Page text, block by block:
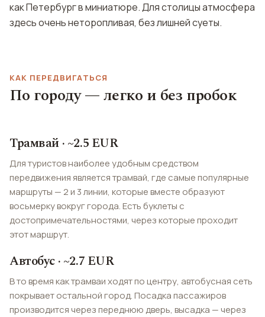
как Петербург в миниатюре. Для столицы атмосфера
здесь очень неторопливая, без лишней суеты.
КАК ПЕРЕДВИГАТЬСЯ
По городу — легко и без пробок
Трамвай · ~2.5 EUR
Для туристов наиболее удобным средством
передвижения является трамвай, где самые популярные
маршруты — 2 и 3 линии, которые вместе образуют
восьмерку вокруг города. Есть буклеты с
достопримечательностями, через которые проходит
этот маршрут.
Автобус · ~2.7 EUR
В то время как трамваи ходят по центру, автобусная сеть
покрывает остальной город. Посадка пассажиров
производится через переднюю дверь, высадка — через